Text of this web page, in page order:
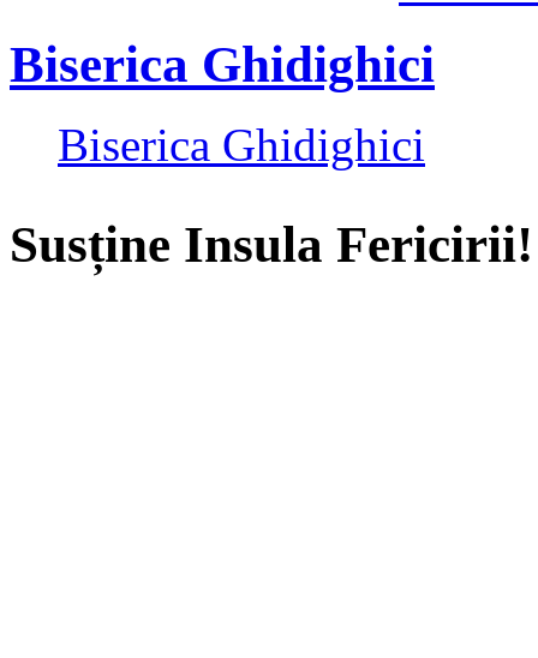
Biserica Ghidighici
Biserica Ghidighici
Susține Insula Fericirii!